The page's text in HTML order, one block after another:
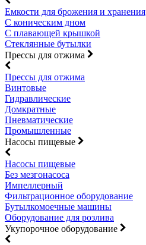
Емкости для брожения и хранения
С коническим дном
С плавающей крышкой
Стеклянные бутылки
Прессы для отжима
Прессы для отжима
Винтовые
Гидравлические
Домкратные
Пневматические
Промышленные
Насосы пищевые
Насосы пищевые
Без мезгонасоса
Импеллерный
Фильтрационное оборудование
Бутылкомоечные машины
Оборудование для розлива
Укупорочное оборудование